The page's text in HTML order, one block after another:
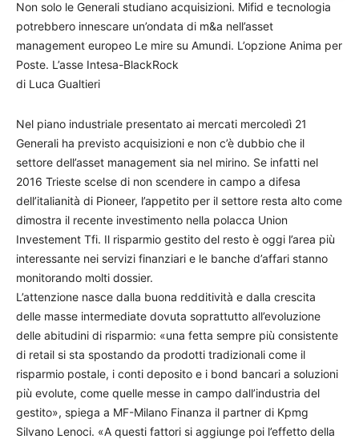
Non solo le Generali studiano acquisizioni. Mifid e tecnologia
potrebbero innescare un’ondata di m&a nell’asset
management europeo Le mire su Amundi. L’opzione Anima per
Poste. L’asse Intesa-BlackRock
di Luca Gualtieri
Nel piano industriale presentato ai mercati mercoledì 21
Generali ha previsto acquisizioni e non c’è dubbio che il
settore dell’asset management sia nel mirino. Se infatti nel
2016 Trieste scelse di non scendere in campo a difesa
dell’italianità di Pioneer, l’appetito per il settore resta alto come
dimostra il recente investimento nella polacca Union
Investement Tfi. Il risparmio gestito del resto è oggi l’area più
interessante nei servizi finanziari e le banche d’affari stanno
monitorando molti dossier.
L’attenzione nasce dalla buona redditività e dalla crescita
delle masse intermediate dovuta soprattutto all’evoluzione
delle abitudini di risparmio: «una fetta sempre più consistente
di retail si sta spostando da prodotti tradizionali come il
risparmio postale, i conti deposito e i bond bancari a soluzioni
più evolute, come quelle messe in campo dall’industria del
gestito», spiega a MF-Milano Finanza il partner di Kpmg
Silvano Lenoci. «A questi fattori si aggiunge poi l’effetto della